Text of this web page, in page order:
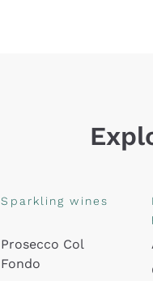
Sparkling wines
Prosecco Col
Fondo